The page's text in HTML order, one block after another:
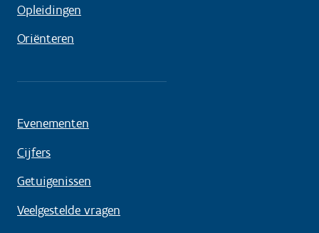
Opleidingen
Oriënteren
Evenementen
Cijfers
Getuigenissen
Veelgestelde vragen